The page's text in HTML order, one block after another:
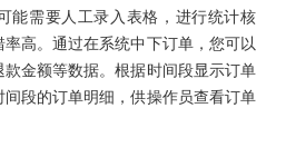
能需要人工录入表格，进行统计核
高。通过在系统中下订单，您可以
金额等数据。根据时间段显示订单
段的订单明细，供操作员查看订单